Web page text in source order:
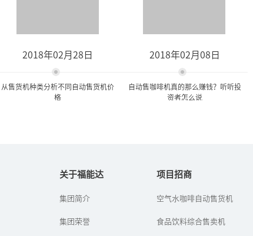
2018年02月28日
从售货机种类分析不同自动售货机价
格
自动售货机是商业自动化
间、地点的限制，能节省
2018年02月08日
自动售咖啡机真的那么赚钱？听听投
资者怎么说
这两年，在大城市的街
引不少的关注。一台占地
关于福能达
集团简介
集团荣誉
项目招商
空气水咖啡自动售货机
食品饮料综合售卖机